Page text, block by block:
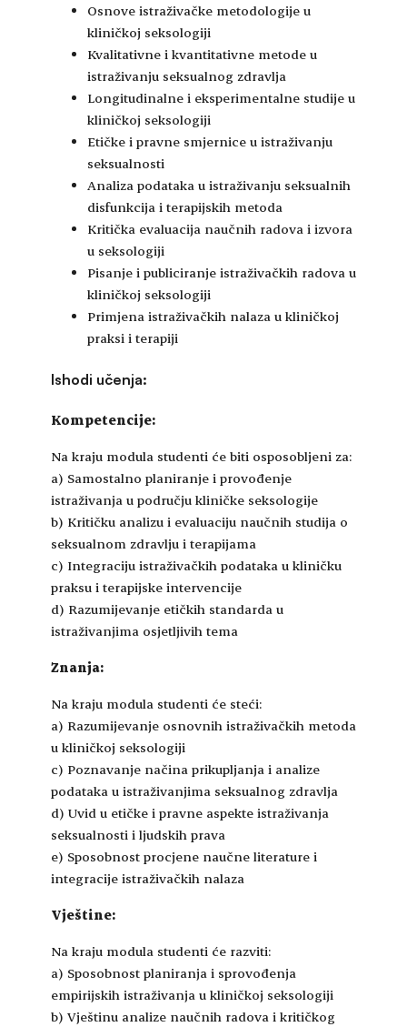
Osnove istraživačke metodologije u
kliničkoj seksologiji
Kvalitativne i kvantitativne metode u
istraživanju seksualnog zdravlja
Longitudinalne i eksperimentalne studije u
kliničkoj seksologiji
Etičke i pravne smjernice u istraživanju
seksualnosti
Analiza podataka u istraživanju seksualnih
disfunkcija i terapijskih metoda
Kritička evaluacija naučnih radova i izvora
u seksologiji
Pisanje i publiciranje istraživačkih radova u
kliničkoj seksologiji
Primjena istraživačkih nalaza u kliničkoj
praksi i terapiji
Ishodi učenja:
Kompetencije:
Na kraju modula studenti će biti osposobljeni za:
a) Samostalno planiranje i provođenje
istraživanja u području kliničke seksologije
b) Kritičku analizu i evaluaciju naučnih studija o
seksualnom zdravlju i terapijama
c) Integraciju istraživačkih podataka u kliničku
praksu i terapijske intervencije
d) Razumijevanje etičkih standarda u
istraživanjima osjetljivih tema
Znanja:
Na kraju modula studenti će steći:
a) Razumijevanje osnovnih istraživačkih metoda
u kliničkoj seksologiji
c) Poznavanje načina prikupljanja i analize
podataka u istraživanjima seksualnog zdravlja
d) Uvid u etičke i pravne aspekte istraživanja
seksualnosti i ljudskih prava
e) Sposobnost procjene naučne literature i
integracije istraživačkih nalaza
Vještine:
Na kraju modula studenti će razviti:
a) Sposobnost planiranja i sprovođenja
empirijskih istraživanja u kliničkoj seksologiji
b) Vještinu analize naučnih radova i kritičkog